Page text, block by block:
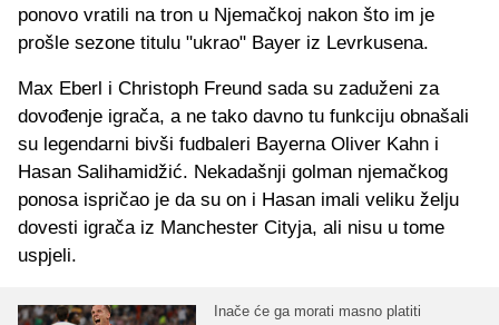
ponovo vratili na tron u Njemačkoj nakon što im je
prošle sezone titulu "ukrao" Bayer iz Levrkusena.
Max Eberl i Christoph Freund sada su zaduženi za
dovođenje igrača, a ne tako davno tu funkciju obnašali
su legendarni bivši fudbaleri Bayerna Oliver Kahn i
Hasan Salihamidžić. Nekadašnji golman njemačkog
ponosa ispričao je da su on i Hasan imali veliku želju
dovesti igrača iz Manchester Cityja, ali nisu u tome
uspjeli.
Inače će ga morati masno platiti